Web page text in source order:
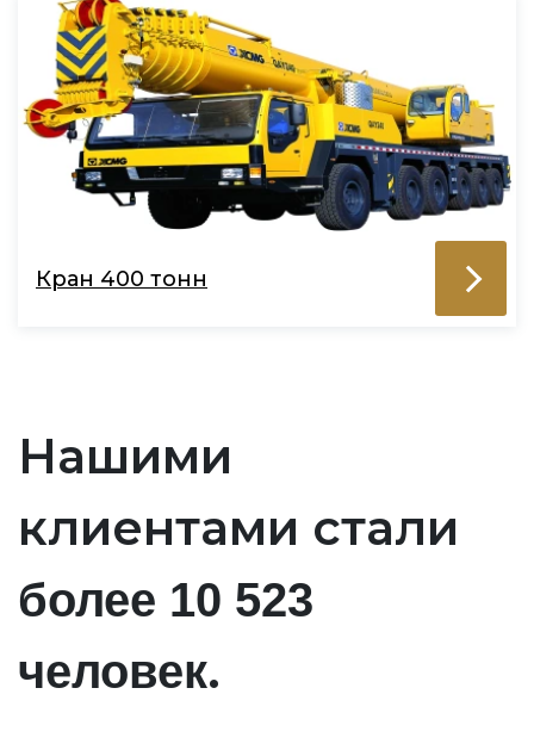
Кран 400 тонн
Нашими
клиентами стали
более 10 523
человек.